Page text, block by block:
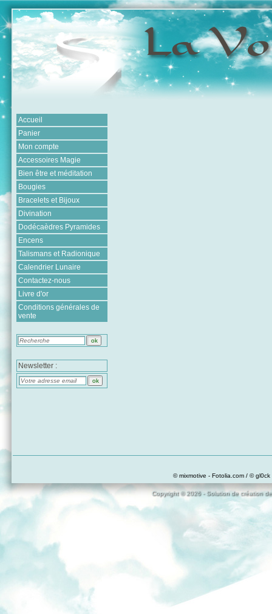
Accueil
Panier
Mon compte
Accessoires Magie
Bien être et méditation
Bougies
Bracelets et Bijoux
Divination
Dodécaèdres Pyramides
Encens
Talismans et Radionique
Calendrier Lunaire
Contactez-nous
Livre d'or
Conditions générales de
vente
Newsletter :
© mixmotive - Fotolia.com / ©
Copyright © 2026 - Solution de création